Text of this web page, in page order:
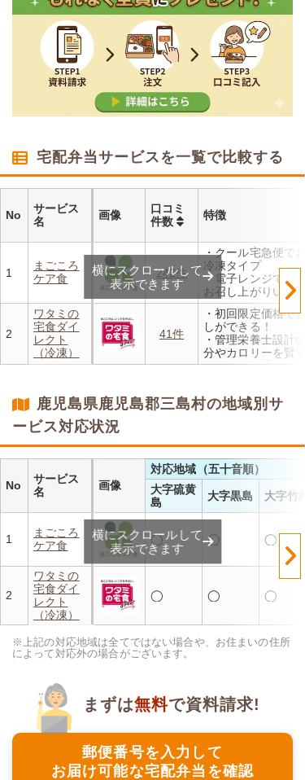
宅配弁当サービスを一覧で比較する
No
サービス
名
画像
口コミ
件数
特徴
1
まごころ
ケア食
242件
・クール宅急便で
冷凍タイプ
・電子レンジで温
お召し上がりいただ
・メニューの組み
理栄養士にお任せ
・定期は通常価格
んと20％OFF！
2
ワタミの
宅食ダイ
レクト
（冷凍）
41件
・初回限定価格で
しができる！
・管理栄養士設計
分やカロリーを賢く
・レンジで温めるだ
飽きることなく楽し
横にスクロールして
表示できます
鹿児島県鹿児島郡三島村の地域別サ
ービス対応状況
No
サービス
名
画像
対応地域（五十音順）
大字硫黄
島
大字黒島 大字竹島
1
まごころ
ケア食
◯ ◯ ◯
2
ワタミの
宅食ダイ
レクト
（冷凍）
◯ ◯ ◯
横にスクロールして
表示できます
※上記の対応地域は全てではない場合や、お住まいの住所
によって対応外の場合がございます。
郵便番号を入力して
お届け可能な宅配弁当を確認
まずは無料で資料請求!